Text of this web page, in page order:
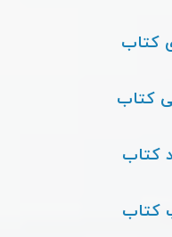
کتاب
کتاب
کتاب
کتاب